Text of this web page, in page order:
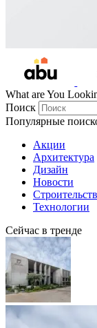
What are You
Поиск
Популярные
Акции
Архитектура
Дизайн
Новости
Технологии
Сейчас в тренде